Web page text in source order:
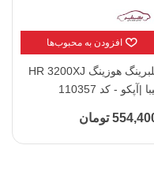
افزودن به محبوب‌ها
بلبرینگ هوزینگ HR 3200XJ
|آپکو - کد 110357
تومان